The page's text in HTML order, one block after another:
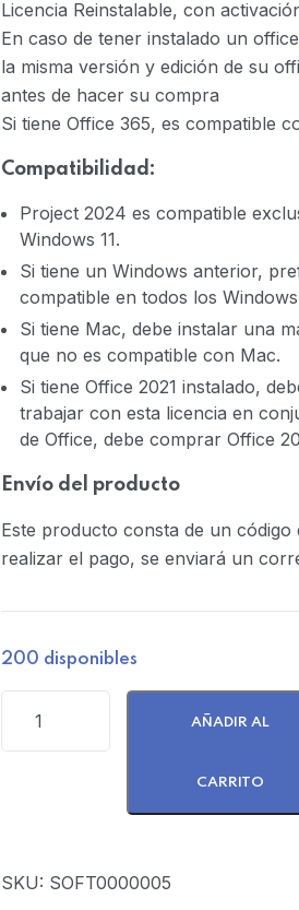
Licencia Reinstalable, con
En caso de tener instalado un
la misma versión y edición de su
antes de hacer su compra
Si tiene Office 365, es compatible
Compatibilidad:
Project 2024 es compatible
Windows 11.
Si tiene un Windows anterior,
compatible en todos los
Si tiene Mac, debe instalar una
que no es compatible con Mac.
Si tiene Office 2021 instalado,
trabajar con esta licencia en
de Office, debe comprar Office
Envío del producto
Este producto consta de un código
realizar el pago, se enviará un
200 disponibles
AÑADIR AL
CARRITO
SKU: SOFT0000005